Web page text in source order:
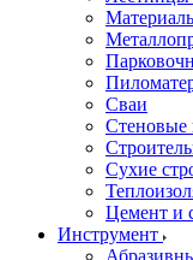
Сваи
Стеновые
Сухие
Цемент и
Инструмент